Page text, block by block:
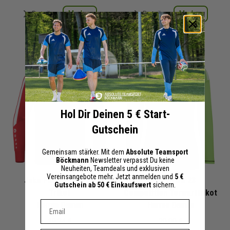
Details Merken
+ 53 Interessenten
Details Merken
+ 51 Interessenten
Jako Power Torwart
19,24 €
adidas Tiro 23
Competition Torwarttrikot
20,00 €
Hol Dir Deinen 5 € Start-
Gutschein
Gemeinsam stärker. Mit dem Absolute Teamsport
Böckmann Newsletter verpasst Du keine
Neuheiten, Teamdeals und exklusiven
Vereinsangebote mehr. Jetzt anmelden und 5 €
Gutschein ab 50 € Einkaufswert sichern.
Dein E-mail Adresse